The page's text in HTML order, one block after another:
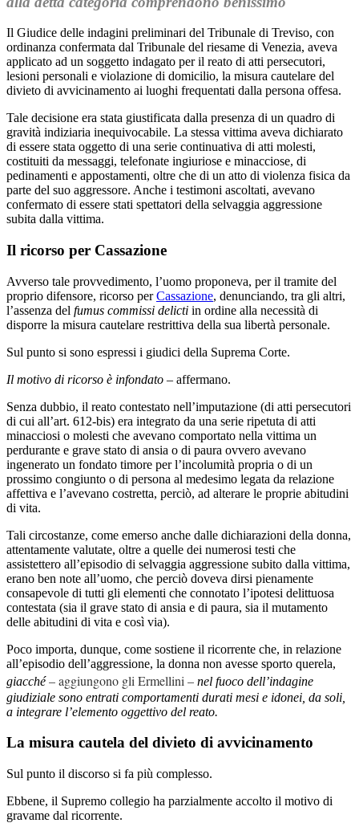
Il Giudice delle indagini preliminari del Tribunale di Treviso, con
ordinanza confermata dal Tribunale del riesame di Venezia, aveva
applicato ad un soggetto indagato per il reato di atti persecutori,
lesioni personali e violazione di domicilio, la misura cautelare del
divieto di avvicinamento ai luoghi frequentati dalla persona offesa.
Tale decisione era stata giustificata dalla presenza di un quadro di
gravità indiziaria inequivocabile. La stessa vittima aveva dichiarato
di essere stata oggetto di una serie continuativa di atti molesti,
costituiti da messaggi, telefonate ingiuriose e minacciose, di
pedinamenti e appostamenti, oltre che di un atto di violenza fisica da
parte del suo aggressore. Anche i testimoni ascoltati, avevano
confermato di essere stati spettatori della selvaggia aggressione
subita dalla vittima.
Il ricorso per Cassazione
Avverso tale provvedimento, l’uomo proponeva, per il tramite del
proprio difensore, ricorso perCassazione, denunciando, tra gli altri,
l’assenza del fumus commissi delicti in ordine alla necessità di
disporre la misura cautelare restrittiva della sua libertà personale.
Sul punto si sono espressi i giudici della Suprema Corte.
Il motivo di ricorso è infondato – affermano.
Senza dubbio, il reato contestato nell’imputazione (di atti persecutori
di cui all’art. 612-bis) era integrato da una serie ripetuta di atti
minacciosi o molesti che avevano comportato nella vittima un
perdurante e grave stato di ansia o di paura ovvero avevano
ingenerato un fondato timore per l’incolumità propria o di un
prossimo congiunto o di persona al medesimo legata da relazione
affettiva e l’avevano costretta, perciò, ad alterare le proprie abitudini
di vita.
Tali circostanze, come emerso anche dalle dichiarazioni della donna,
attentamente valutate, oltre a quelle dei numerosi testi che
assistettero all’episodio di selvaggia aggressione subito dalla vittima,
erano ben note all’uomo, che perciò doveva dirsi pienamente
consapevole di tutti gli elementi che connotato l’ipotesi delittuosa
contestata (sia il grave stato di ansia e di paura, sia il mutamento
delle abitudini di vita e così via).
Poco importa, dunque, come sostiene il ricorrente che, in relazione
all’episodio dell’aggressione, la donna non avesse sporto querela,
giacché– aggiungono gli Ermellini – nel fuoco dell’indagine
giudiziale sono entrati comportamenti durati mesi e idonei, da soli,
a integrare l’elemento oggettivo del reato.
La misura cautela del divieto di avvicinamento
Sul punto il discorso si fa più complesso.
Ebbene, il Supremo collegio ha parzialmente accolto il motivo di
gravame dal ricorrente.